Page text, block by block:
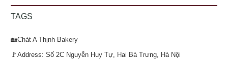
TAGS
🏡Chát A Thịnh Bakery
🚩Address: Số 2C Nguyễn Huy Tự, Hai Bà Trưng, Hà Nội